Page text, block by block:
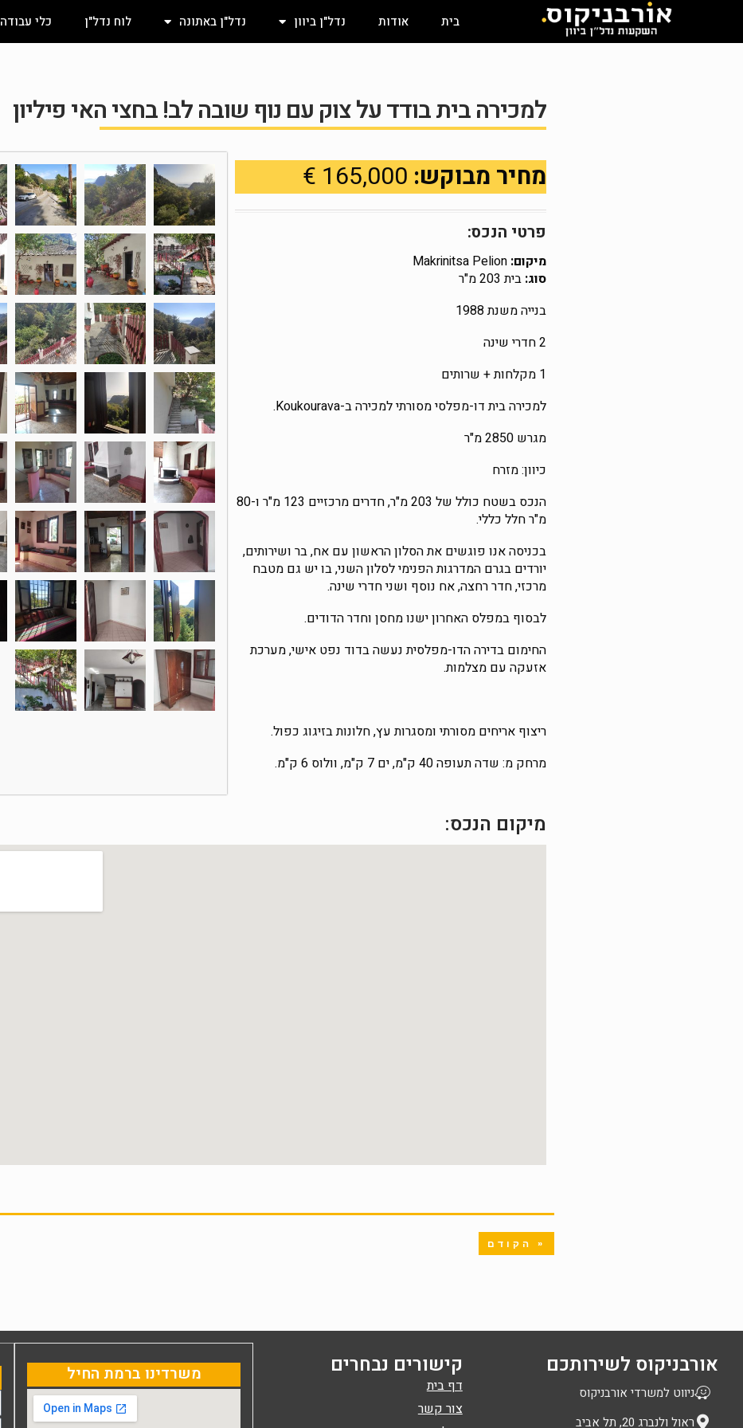
בית אודות נדל"ן ביוון נדל"ן באתונה לוח נדל"ן כלי עבודה
למכירה בית בודד על צוק עם נוף שובה לב! בחצי האי פיליון
מחיר מבוקש:
פרטי הנכס:
מיקום:
סוג: בית 203 מ"ר
בנייה משנת 1988
2 חדרי שינה
1 מקלחות + שרותים
למכירה בית דו-מפלסי מסורתי למכירה ב-Koukourava.
מגרש 2850 מ"ר
כיוון: מזרח
הנכס בשטח כולל של 203 מ"ר, חדרים מרכזיים 123 מ"ר ו-80
מ"ר חלל כללי.
בכניסה אנו פוגשים את הסלון הראשון עם אח, בר ושירותים,
יורדים בגרם המדרגות הפנימי לסלון השני, בו יש גם מטבח
מרכזי, חדר רחצה, אח נוסף ושני חדרי שינה.
לבסוף במפלס האחרון ישנו מחסן וחדר הדודים.
החימום בדירה הדו-מפלסית נעשה בדוד נפט אישי, מערכת
אזעקה עם מצלמות.
ריצוף אריחים מסורתי ומסגרות עץ, חלונות בזיגוג כפול.
מרחק מ: שדה תעופה 40 ק"מ, ים 7 ק"מ, וולוס 6 ק"מ.
מיקום הנכס:
« הקודם
אורבניקוס לשירותכם
ניווט למשרדי אורבניקוס
ראול ולנברג 20, תל אביב
קישורים נבחרים
דף בית
צור קשר
משרדינו ברמת החיל